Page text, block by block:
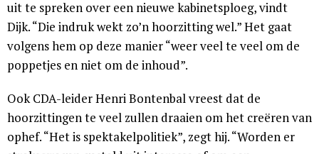
uit te spreken over een nieuwe kabinetsploeg, vindt
Dijk. “Die indruk wekt zo’n hoorzitting wel.” Het gaat
volgens hem op deze manier “weer veel te veel om de
poppetjes en niet om de inhoud”.
Ook CDA-leider Henri Bontenbal vreest dat de
hoorzittingen te veel zullen draaien om het creëren van
ophef. “Het is spektakelpolitiek”, zegt hij. “Worden er